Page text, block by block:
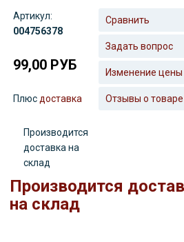
Артикул:
004756378
99,00 РУБ
Плюс доставка
Производится
доставка на
склад
Сравнить
Задать вопрос
Изменение цены
Отзывы о товаре
Производится
на склад